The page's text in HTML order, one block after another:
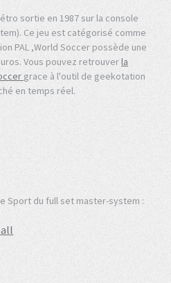
sortie en 1987 sur la console
Ce jeu est catégorisé comme
PAL ,World Soccer possède une
Vous pouvez retrouverla
grace à l'outil de geekotation
en temps réel.
Sport du full set master-system :